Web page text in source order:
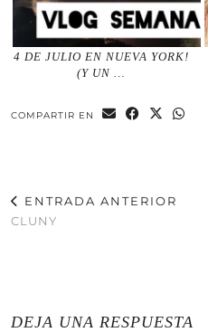
4 DE JULIO EN NUEVA YORK!
(Y UN …
COMPARTIR EN
ENTRADA ANTERIOR
CLUNY
DEJA UNA RESPUESTA